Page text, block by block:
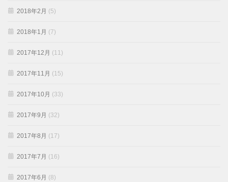
2018年2月 (5)
2018年1月 (7)
2017年12月 (11)
2017年11月 (15)
2017年10月 (33)
2017年9月 (32)
2017年8月 (17)
2017年7月 (16)
2017年6月 (8)